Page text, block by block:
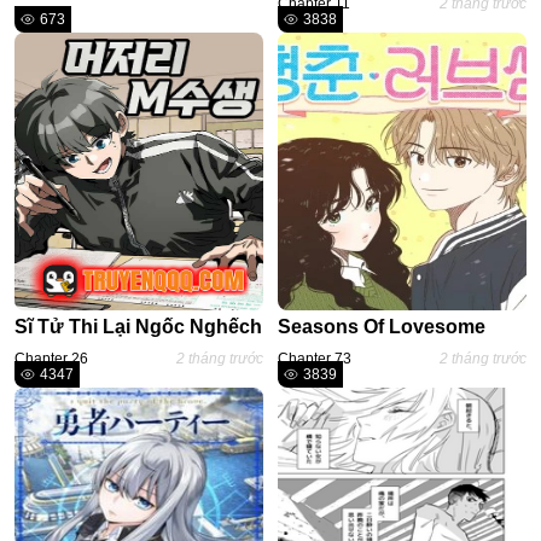
Adventure
Tu Tiên
Ngôn Tình
Slice Of Life
School Life
Manga
Supernatural
Xuyên Không
Shounen
Cổ Đại
Mystery
Webtoon
Chapter 11
2 tháng trước
673
Sĩ Tử Thi Lại Ngốc Nghếch
Chapter 26 2 tháng trước
3838
Seasons Of Lovesome
Chapter 73
2 tháng trước
4347
3839